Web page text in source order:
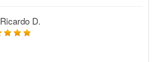
Ricardo D.